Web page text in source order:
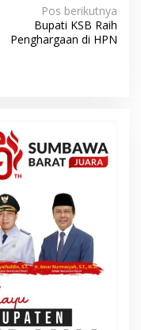
Pos berikutnya
Bupati KSB Raih
Penghargaan di HPN